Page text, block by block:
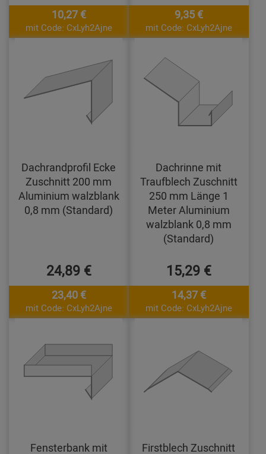
10,27 €
mit Code: CxLyh2Ajne
9,35 €
mit Code: CxLyh2Ajne
Dachrandprofil Ecke
Zuschnitt 200 mm
Aluminium walzblank
0,8 mm (Standard)
24,89 €
23,40 €
mit Code: CxLyh2Ajne
Dachrinne mit
Traufblech Zuschnitt
250 mm Länge 1
Meter Aluminium
walzblank 0,8 mm
(Standard)
15,29 €
14,37 €
mit Code: CxLyh2Ajne
Fensterbank mit
Firstblech Zuschnitt